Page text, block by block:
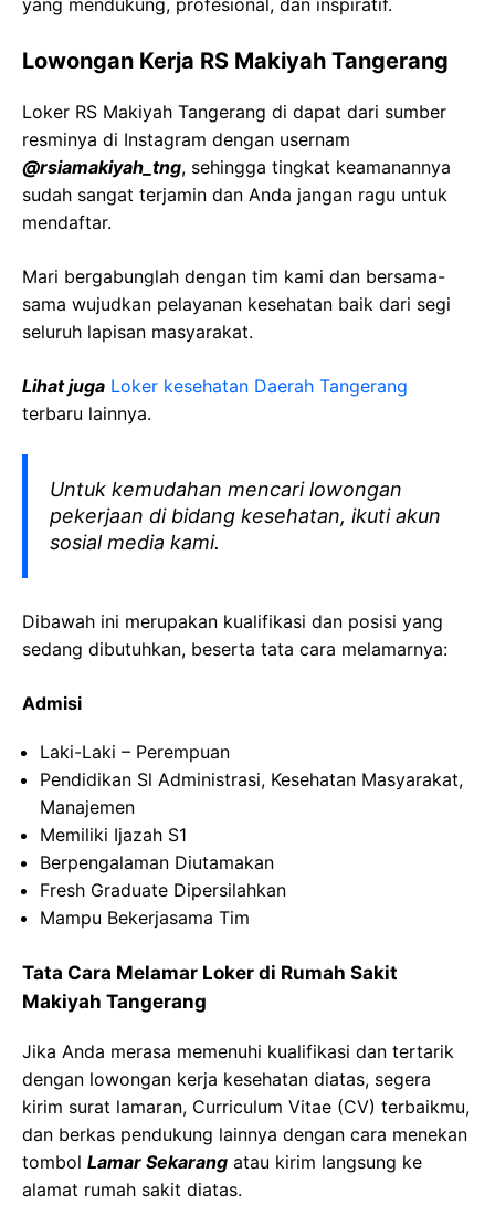
yang mendukung, profesional, dan inspiratif.
Lowongan Kerja RS Makiyah Tangerang
Loker RS Makiyah Tangerang di dapat dari sumber
resminya di Instagram dengan usernam
@rsiamakiyah_tng, sehingga tingkat keamanannya
sudah sangat terjamin dan Anda jangan ragu untuk
mendaftar.
Mari bergabunglah dengan tim kami dan bersama-
sama wujudkan pelayanan kesehatan baik dari segi
seluruh lapisan masyarakat.
Lihat juga Loker kesehatan Daerah Tangerang
terbaru lainnya.
Untuk kemudahan mencari lowongan
pekerjaan di bidang kesehatan, ikuti akun
sosial media kami.
Dibawah ini merupakan kualifikasi dan posisi yang
sedang dibutuhkan, beserta tata cara melamarnya:
Admisi
Laki-Laki – Perempuan
Pendidikan Sl Administrasi, Kesehatan Masyarakat,
Manajemen
Memiliki Ijazah S1
Berpengalaman Diutamakan
Fresh Graduate Dipersilahkan
Mampu Bekerjasama Tim
Tata Cara Melamar Loker di Rumah Sakit
Makiyah Tangerang
Jika Anda merasa memenuhi kualifikasi dan tertarik
dengan lowongan kerja kesehatan diatas, segera
kirim surat lamaran, Curriculum Vitae (CV) terbaikmu,
dan berkas pendukung lainnya dengan cara menekan
tombol Lamar Sekarang atau kirim langsung ke
alamat rumah sakit diatas.